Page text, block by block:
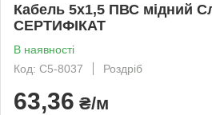
Кабель 5х1,5 ПВС мідний
СЕРТИФІКАТ
В наявності
Код: C5-8037
Роздріб
63,36 ₴/м